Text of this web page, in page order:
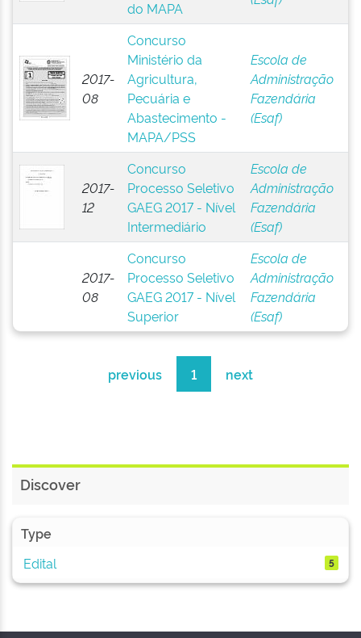
do MAPA
2017-
08
Concurso
Ministério da
Agricultura,
Pecuária e
Abastecimento -
MAPA/PSS
Escola de
Administração
Fazendária
(Esaf)
2017-
12
Concurso
Processo Seletivo
GAEG 2017 - Nível
Intermediário
Escola de
Administração
Fazendária
(Esaf)
2017-
08
Concurso
Processo Seletivo
GAEG 2017 - Nível
Superior
Escola de
Administração
Fazendária
(Esaf)
previous 1 next
Discover
Type
Edital
5